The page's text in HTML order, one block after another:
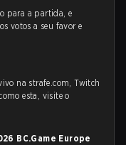
para a partida, e
votos a seu favor e
na strafe.com, Twitch
esta, visite o
BC.Game Europe